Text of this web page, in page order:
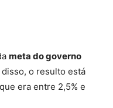
meta do governo
o resulto está
era entre 2,5% e